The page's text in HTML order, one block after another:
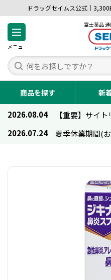
ドラッグセイムス公式｜
メニュー
富士薬品
商品を探す 新
2026.08.04
2026.07.24